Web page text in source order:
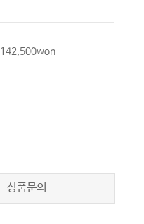
142,500won
상품문의